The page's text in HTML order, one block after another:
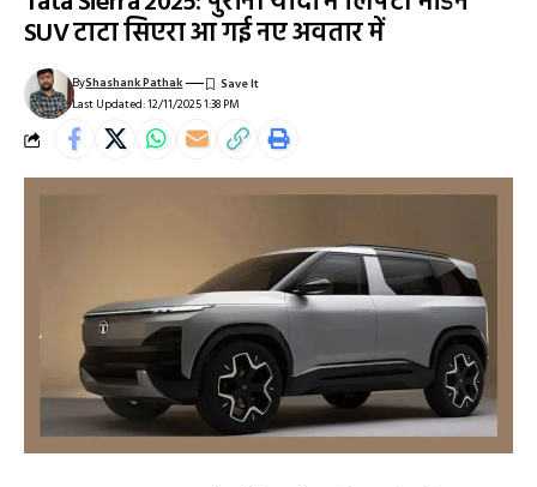
SUV टाटा सिएरा आ गई नए अवतार में
Last Updated: 12/11/2025 1:38 PM
ByShashank Pathak